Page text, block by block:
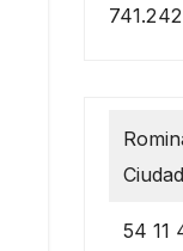
54 11